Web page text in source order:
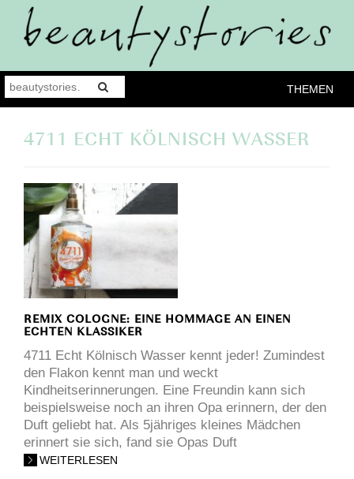
THEMEN
4711 ECHT KÖLNISCH WASSER
REMIX COLOGNE: EINE HOMMAGE AN EINEN
ECHTEN KLASSIKER
4711 Echt Kölnisch Wasser kennt jeder! Zumindest
den Flakon kennt man und weckt
Kindheitserinnerungen. Eine Freundin kann sich
beispielsweise noch an ihren Opa erinnern, der den
Duft geliebt hat. Als 5jähriges kleines Mädchen
erinnert sie sich, fand sie Opas Duft
WEITERLESEN